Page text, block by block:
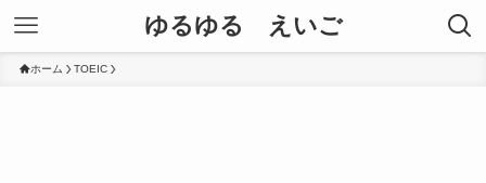
ゆるゆる えいご
ホーム TOEIC